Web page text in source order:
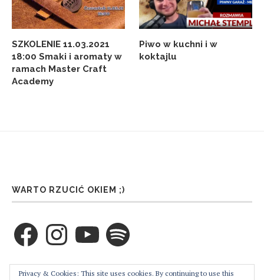
SZKOLENIE 11.03.2021
18:00 Smaki i aromaty w
ramach Master Craft
Academy
Piwo w kuchni i w
koktajlu
WARTO RZUCIĆ OKIEM ;)
FacebookInstagramYouTube Spotify
ZAPRENUMERUJ TEN BLOG PRZEZ E-MAIL
Privacy & Cookies: This site uses cookies. By continuing to use this